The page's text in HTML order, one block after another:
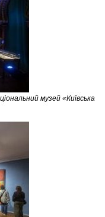
музей «Київська